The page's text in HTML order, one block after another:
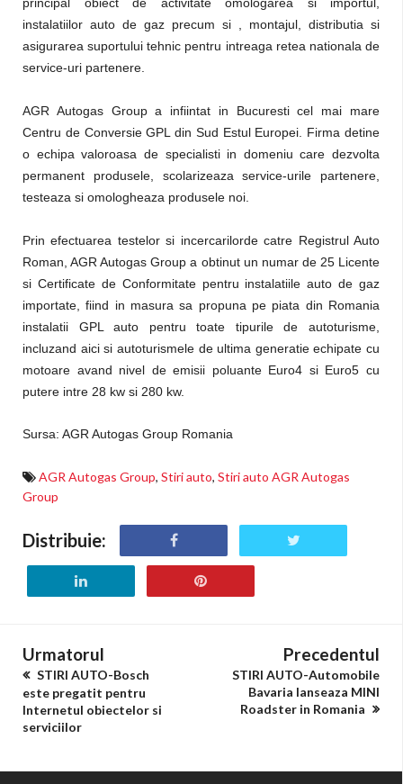
instalatiilor auto de gaz precum si , montajul, distributia si
asigurarea suportului tehnic pentru intreaga retea nationala de
service-uri partenere.
AGR Autogas Group a infiintat in Bucuresti cel mai mare
Centru de Conversie GPL din Sud Estul Europei. Firma detine
o echipa valoroasa de specialisti in domeniu care dezvolta
permanent produsele, scolarizeaza service-urile partenere,
testeaza si omologheaza produsele noi.
Prin efectuarea testelor si incercarilorde catre Registrul Auto
Roman, AGR Autogas Group a obtinut un numar de 25 Licente
si Certificate de Conformitate pentru instalatiile auto de gaz
importate, fiind in masura sa propuna pe piata din Romania
instalatii GPL auto pentru toate tipurile de autoturisme,
incluzand aici si autoturismele de ultima generatie echipate cu
motoare avand nivel de emisii poluante Euro4 si Euro5 cu
putere intre 28 kw si 280 kw.
Sursa: AGR Autogas Group Romania
AGR Autogas Group, Stiri auto, Stiri auto AGR Autogas
Group
Distribuie:
Urmatorul
STIRI AUTO-Bosch
este pregatit pentru
Internetul obiectelor si
serviciilor
Precedentul
STIRI AUTO-Automobile
Bavaria lanseaza MINI
Roadster in Romania